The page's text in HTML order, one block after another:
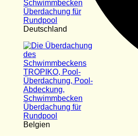
Deutschland
Belgien